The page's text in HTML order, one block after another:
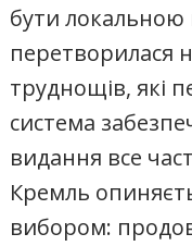
бути
перетворилася
труднощів, які
система
видання все
Кремль
вибором: